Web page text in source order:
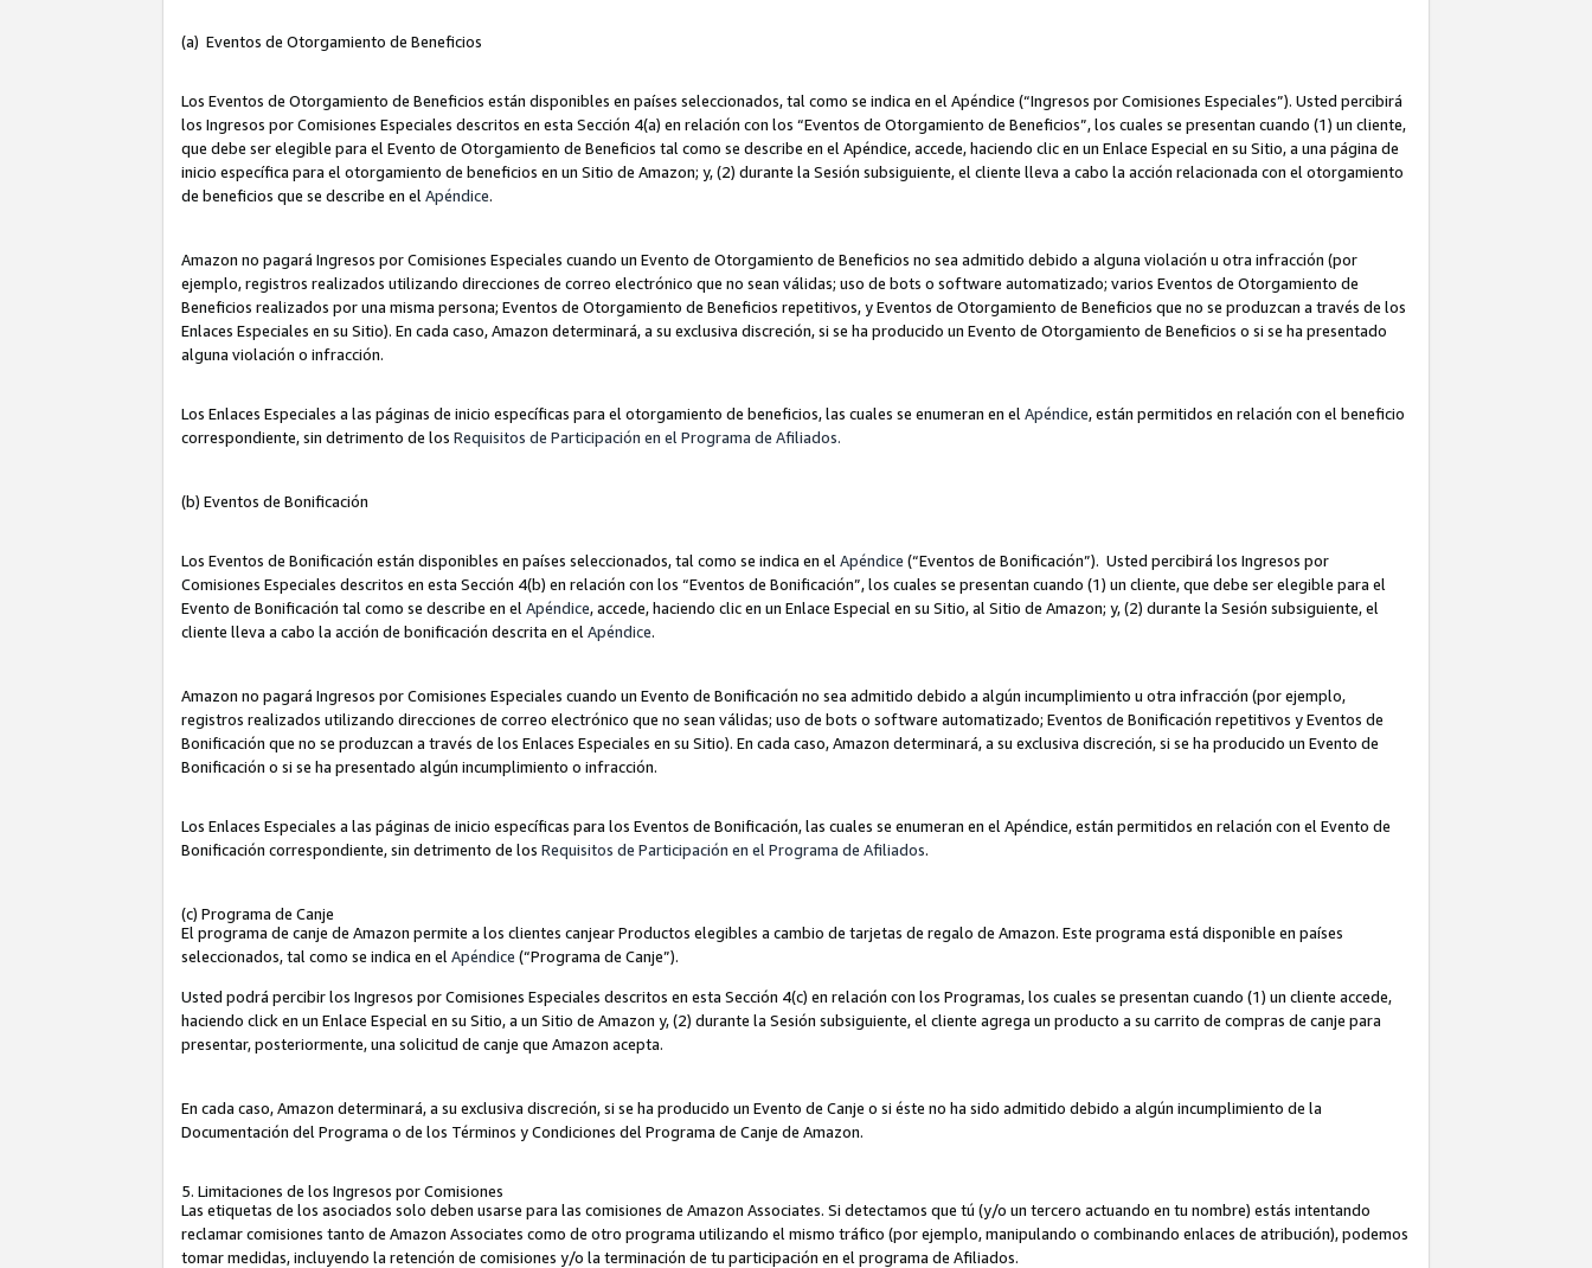
(a) Eventos de Otorgamiento de Beneficios
Los Eventos de Otorgamiento de Beneficios están disponibles en países seleccionados, tal como se indica en el Apéndice (“Ingresos por Comisiones Especiales”). Usted percibirá
los Ingresos por Comisiones Especiales descritos en esta Sección 4(a) en relación con los “Eventos de Otorgamiento de Beneficios”, los cuales se presentan cuando (1) un cliente,
que debe ser elegible para el Evento de Otorgamiento de Beneficios tal como se describe en el Apéndice, accede, haciendo clic en un Enlace Especial en su Sitio, a una página de
inicio específica para el otorgamiento de beneficios en un Sitio de Amazon; y, (2) durante la Sesión subsiguiente, el cliente lleva a cabo la acción relacionada con el otorgamiento
de beneficios que se describe en el Apéndice.
Amazon no pagará Ingresos por Comisiones Especiales cuando un Evento de Otorgamiento de Beneficios no sea admitido debido a alguna violación u otra infracción (por
ejemplo, registros realizados utilizando direcciones de correo electrónico que no sean válidas; uso de bots o software automatizado; varios Eventos de Otorgamiento de
Beneficios realizados por una misma persona; Eventos de Otorgamiento de Beneficios repetitivos, y Eventos de Otorgamiento de Beneficios que no se produzcan a través de los
Enlaces Especiales en su Sitio). En cada caso, Amazon determinará, a su exclusiva discreción, si se ha producido un Evento de Otorgamiento de Beneficios o si se ha presentado
alguna violación o infracción.
Los Enlaces Especiales a las páginas de inicio específicas para el otorgamiento de beneficios, las cuales se enumeran en el Apéndice, están permitidos en relación con el beneficio
correspondiente, sin detrimento de los Requisitos de Participación en el Programa de Afiliados.
(b) Eventos de Bonificación
Los Eventos de Bonificación están disponibles en países seleccionados, tal como se indica en el Apéndice (“Eventos de Bonificación”). Usted percibirá los Ingresos por
Comisiones Especiales descritos en esta Sección 4(b) en relación con los “Eventos de Bonificación”, los cuales se presentan cuando (1) un cliente, que debe ser elegible para el
Evento de Bonificación tal como se describe en el Apéndice, accede, haciendo clic en un Enlace Especial en su Sitio, al Sitio de Amazon; y, (2) durante la Sesión subsiguiente, el
cliente lleva a cabo la acción de bonificación descrita en el Apéndice.
Amazon no pagará Ingresos por Comisiones Especiales cuando un Evento de Bonificación no sea admitido debido a algún incumplimiento u otra infracción (por ejemplo,
registros realizados utilizando direcciones de correo electrónico que no sean válidas; uso de bots o software automatizado; Eventos de Bonificación repetitivos y Eventos de
Bonificación que no se produzcan a través de los Enlaces Especiales en su Sitio). En cada caso, Amazon determinará, a su exclusiva discreción, si se ha producido un Evento de
Bonificación o si se ha presentado algún incumplimiento o infracción.
Los Enlaces Especiales a las páginas de inicio específicas para los Eventos de Bonificación, las cuales se enumeran en el Apéndice, están permitidos en relación con el Evento de
Bonificación correspondiente, sin detrimento de los Requisitos de Participación en el Programa de Afiliados.
(c) Programa de Canje
El programa de canje de Amazon permite a los clientes canjear Productos elegibles a cambio de tarjetas de regalo de Amazon. Este programa está disponible en países
seleccionados, tal como se indica en el Apéndice (“Programa de Canje”).
Usted podrá percibir los Ingresos por Comisiones Especiales descritos en esta Sección 4(c) en relación con los Programas, los cuales se presentan cuando (1) un cliente accede,
haciendo click en un Enlace Especial en su Sitio, a un Sitio de Amazon y, (2) durante la Sesión subsiguiente, el cliente agrega un producto a su carrito de compras de canje para
presentar, posteriormente, una solicitud de canje que Amazon acepta.
En cada caso, Amazon determinará, a su exclusiva discreción, si se ha producido un Evento de Canje o si éste no ha sido admitido debido a algún incumplimiento de la
Documentación del Programa o de los Términos y Condiciones del Programa de Canje de Amazon.
5. Limitaciones de los Ingresos por Comisiones
Las etiquetas de los asociados solo deben usarse para las comisiones de Amazon Associates. Si detectamos que tú (y/o un tercero actuando en tu nombre) estás intentando
reclamar comisiones tanto de Amazon Associates como de otro programa utilizando el mismo tráfico (por ejemplo, manipulando o combinando enlaces de atribución), podemos
tomar medidas, incluyendo la retención de comisiones y/o la terminación de tu participación en el programa de Afiliados.